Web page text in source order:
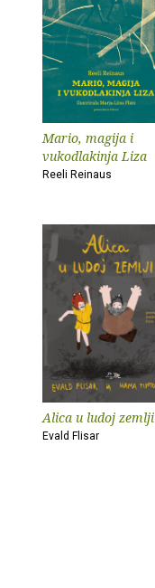
Mario, magija i
vukodlakinja Liza
Reeli Reinaus
Alica u ludoj zemlji
Evald Flisar